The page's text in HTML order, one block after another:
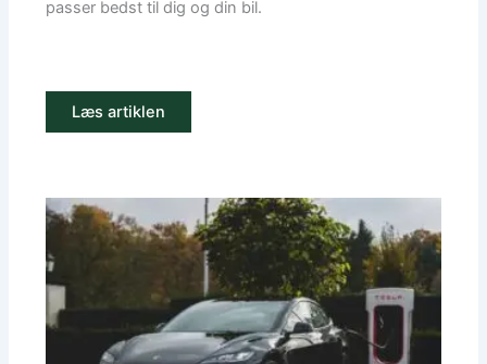
passer bedst til dig og din bil.
Læs artiklen